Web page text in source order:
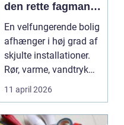
den rette fagmand
til vand, varme og
energi
En velfungerende bolig
afhænger i høj grad af
skjulte installationer.
Rør, varme, vandtryk
og afløb ...
11 april 2026